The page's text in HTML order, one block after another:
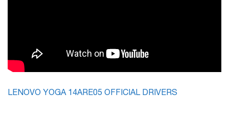
LENOVO YOGA 14ARE05 OFFICIAL DRIVERS